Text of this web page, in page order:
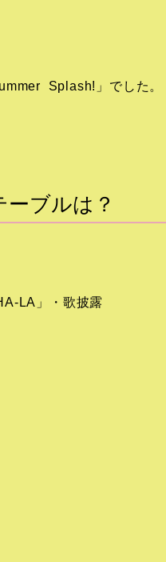
Splash!」でした。
ブルは？
LA」・歌披露